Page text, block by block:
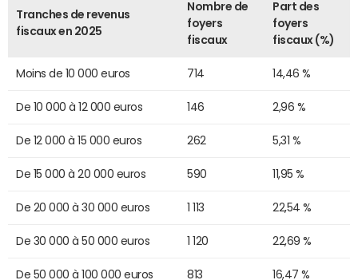
Tranches de revenus
fiscaux en 2025
Nombre de
foyers
fiscaux
Part des
foyers
fiscaux (%)
Moins de 10 000 euros 714 14,46 %
De 10 000 à 12 000 euros 146 2,96 %
De 12 000 à 15 000 euros 262 5,31 %
De 15 000 à 20 000 euros 590 11,95 %
De 20 000 à 30 000 euros 1 113 22,54 %
De 30 000 à 50 000 euros 1 120 22,69 %
De 50 000 à 100 000 euros 813 16,47 %